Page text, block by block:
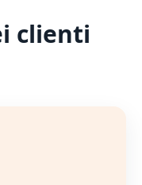
clienti